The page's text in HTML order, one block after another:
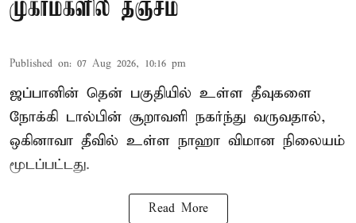
முகாம்களில் தஞ்சம்
Published on: 07 Aug 2026, 10:16 pm
ஜப்பானின் தென் பகுதியில் உள்ள தீவுகளை
நோக்கி டால்பின் சூறாவளி நகர்ந்து வருவதால்,
ஒகினாவா தீவில் உள்ள நாஹா விமான நிலையம்
மூடப்பட்டது.
Read More